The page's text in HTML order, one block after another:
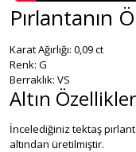
Pırlantanın
Karat Ağırlığı: 0,09 ct
Renk: G
Berraklık: VS
Altın
İncelediğiniz tektaş
altından üretilmiştir.